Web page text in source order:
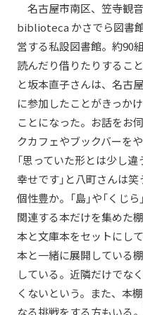
名古屋市南区、笠寺観
biblioteca かさでら図書
営する私設図書館。約90
読んだり借りたりするこ
と坂本直子さんは、名古
に参加したことがきっか
ことになった。お話をお
クカフェやブックバーを
「思っていた形とは少し
幸せです」と八町さんは
個性豊か。「島」や「くじ
関連する本だけを集めた
本と文庫本をセットにし
本と一緒に展開している
している。近隣だけでな
くないという。また、本
なる挑戦をする方もいる